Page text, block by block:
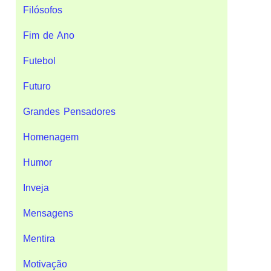
Filósofos
Fim de Ano
Futebol
Futuro
Grandes Pensadores
Homenagem
Humor
Inveja
Mensagens
Mentira
Motivação